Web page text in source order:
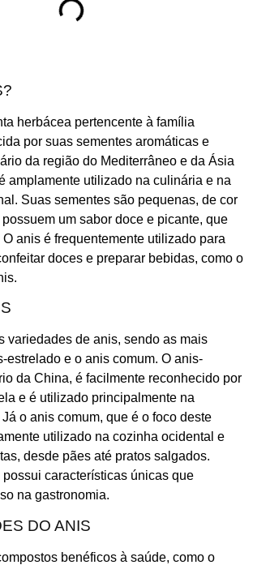
herbácea pertencente à família
por suas sementes aromáticas e
da região do Mediterrâneo e da Ásia
amplamente utilizado na culinária e na
Suas sementes são pequenas, de cor
um sabor doce e picante, que
O anis é frequentemente utilizado para
doces e preparar bebidas, como o
variedades de anis, sendo as mais
estrelado e o anis comum. O anis-
da China, é facilmente reconhecido por
e é utilizado principalmente na
o anis comum, que é o foco deste
utilizado na cozinha ocidental e
desde pães até pratos salgados.
características únicas que
na gastronomia.
DO ANIS
benéficos à saúde, como o